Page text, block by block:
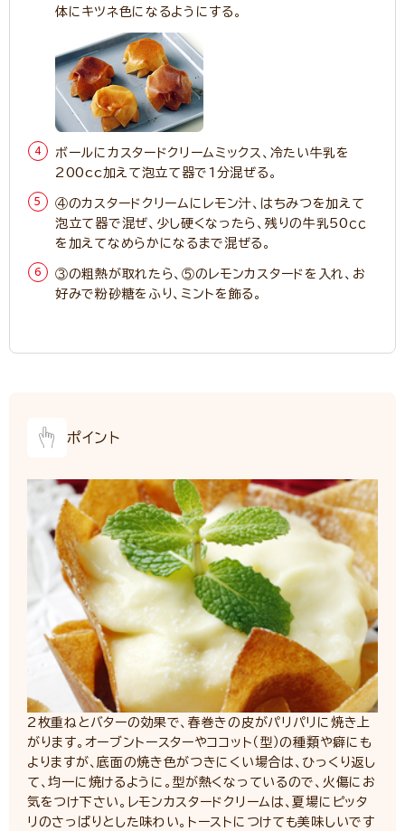
体にキツネ色になるようにする。
ボールにカスタードクリームミックス、冷たい牛乳を
200cc加えて泡立て器で1分混ぜる。
④のカスタードクリームにレモン汁、はちみつを加えて
泡立て器で混ぜ、少し硬くなったら、残りの牛乳50ｃｃ
を加えてなめらかになるまで混ぜる。
③の粗熱が取れたら、⑤のレモンカスタードを入れ、お
好みで粉砂糖をふり、ミントを飾る。
ポイント
2枚重ねとバターの効果で、春巻きの皮がパリパリに焼き上
がります。オーブントースターやココット（型）の種類や癖にも
よりますが、底面の焼き色がつきにくい場合は、ひっくり返し
て、均一に焼けるように。型が熱くなっているので、火傷にお
気をつけ下さい。レモンカスタードクリームは、夏場にピッタ
リのさっぱりとした味わい。トーストにつけても美味しいです